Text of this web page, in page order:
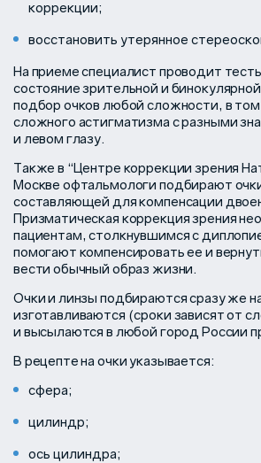
коррекции;
восстановить утерянное
На приеме специалист проводит
состояние зрительной и
подбор очков любой сложности, в том
сложного астигматизма с разными
и левом глазу.
Также в “Центре коррекции зрения
Москве офтальмологи подбирают
составляющей для компенсации
Призматическая коррекция зрения
пациентам, столкнувшимся с
помогают компенсировать ее и
вести обычный образ жизни.
Очки и линзы подбираются сразу же
изготавливаются (сроки зависят от
и высылаются в любой город России
В рецепте на очки указывается:
сфера;
цилиндр;
ось цилиндра;